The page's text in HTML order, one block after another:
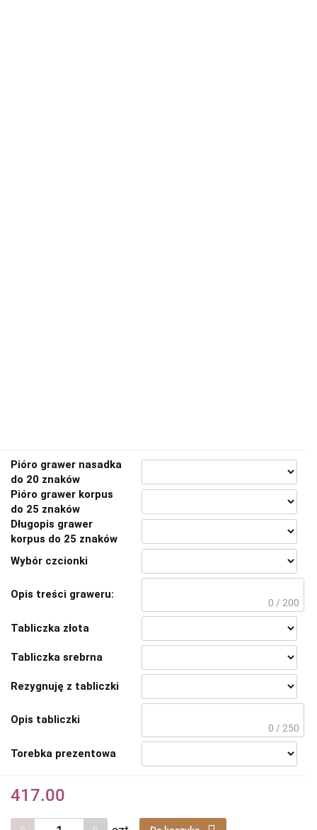
Pióro grawer nasadka
do 20 znaków
Pióro grawer korpus
do 25 znaków
Długopis grawer
korpus do 25 znaków
Wybór czcionki
Opis treści graweru:
0 / 200
Tabliczka złota
Tabliczka srebrna
Rezygnuję z tabliczki
Opis tabliczki
0 / 250
Torebka prezentowa
417.00